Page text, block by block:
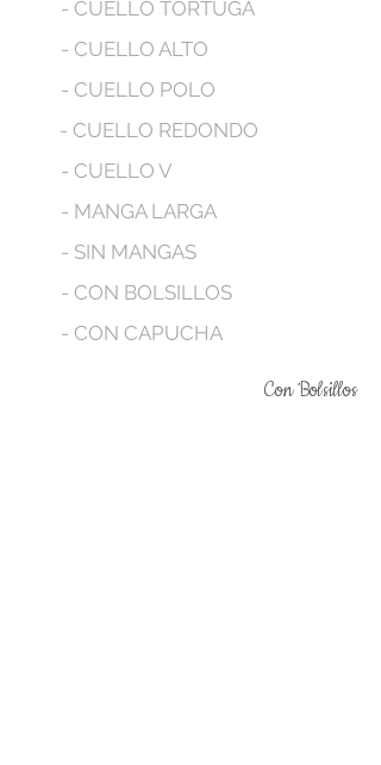
- CUELLO TORTUGA
- CUELLO ALTO
- CUELLO POLO
- CUELLO REDONDO
- CUELLO V
- MANGA LARGA
- SIN MANGAS
- CON BOLSILLOS
- CON CAPUCHA
Con Bolsillos